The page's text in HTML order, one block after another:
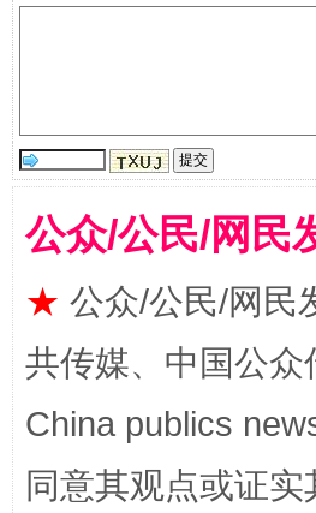
全民健身五年计划来了！等你
公众/公民/网民
★ 公众/公民/网民
共传媒、中国公
China publics
同意其观点或证